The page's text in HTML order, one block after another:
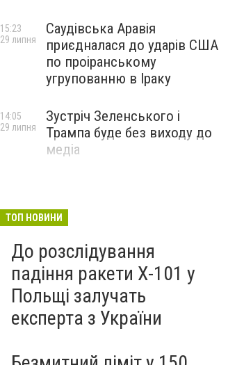
Саудівська Аравія
приєдналася до ударів США
по проіранському
угрупованню в Іраку
15:23
29 липня
Зустріч Зеленського і
Трампа буде без виходу до
медіа
14:05
29 липня
ТОП НОВИНИ
До розслідування
падіння ракети Х-101 у
Польщі залучать
експерта з України